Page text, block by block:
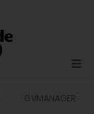
GVMANAGER